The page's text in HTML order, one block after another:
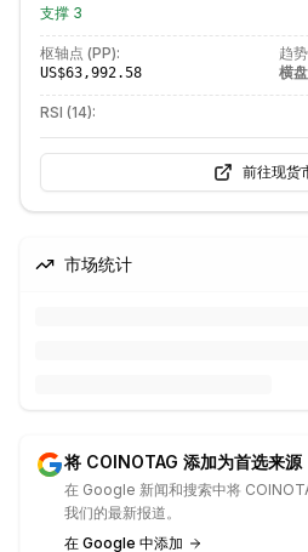
支撑 3
枢轴点 (PP):
US$63,992.58
趋
横盘
RSI (14):
前往现货
市场统计
将 COINOTAG 添加为首选来源
在 Google 新闻和搜索中将
我们的最新报道。
在 Google 中添加